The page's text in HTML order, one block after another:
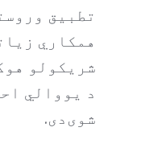
تطبیق
همکاري
شریکولو
د یووالي
شوی‌دی.